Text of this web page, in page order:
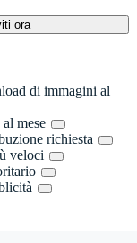
ora
di immagini al
mese
richiesta
veloci